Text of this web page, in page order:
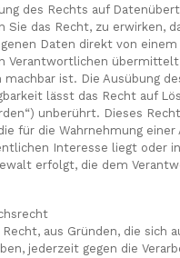
des Rechts auf
Sie das Recht, zu erwirken,
Daten direkt von
Verantwortlichen
machbar ist. Die Ausübung
lässt das Recht auf
unberührt. Dieses
für die Wahrnehmung
Interesse liegt oder
erfolgt, die dem
aus Gründen, die sich
jederzeit gegen die